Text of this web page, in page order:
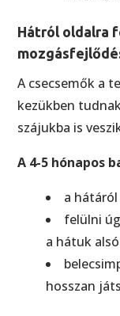
Hátról oldalra
A csecsemők a
kezükben
szájukba is
A 4-5 hónapos
a
felülni
a hátuk
hosszan